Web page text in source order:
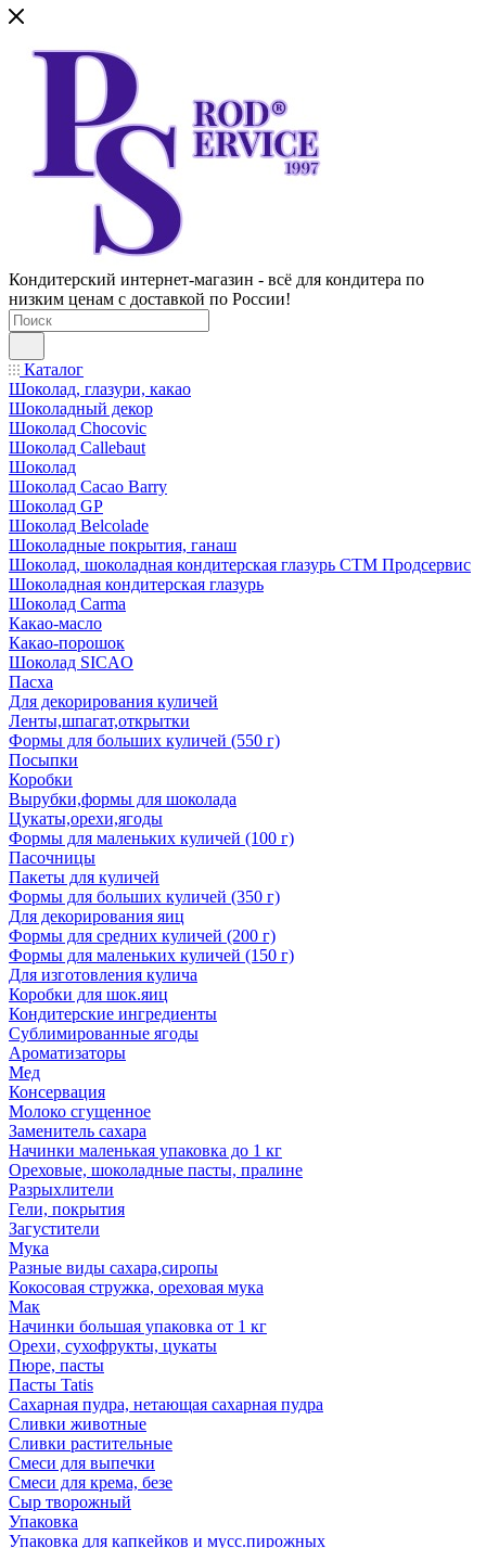
Кондитерский интернет-магазин - всё для кондитера по
низким ценам с доставкой по России!
Каталог
Шоколад, глазури, какао
Шоколадный декор
Шоколад Chocovic
Шоколад Callebaut
Шоколад
Шоколад Cacao Barry
Шоколад GP
Шоколад Belcolade
Шоколадные покрытия, ганаш
Шоколад, шоколадная кондитерская глазурь СТМ Продсервис
Шоколадная кондитерская глазурь
Шоколад Carma
Какао-масло
Какао-порошок
Шоколад SICAO
Пасха
Для декорирования куличей
Ленты,шпагат,открытки
Формы для больших куличей (550 г)
Посыпки
Коробки
Вырубки,формы для шоколада
Цукаты,орехи,ягоды
Формы для маленьких куличей (100 г)
Пасочницы
Пакеты для куличей
Формы для больших куличей (350 г)
Для декорирования яиц
Формы для средних куличей (200 г)
Формы для маленьких куличей (150 г)
Для изготовления кулича
Коробки для шок.яиц
Кондитерские ингредиенты
Сублимированные ягоды
Ароматизаторы
Мед
Консервация
Молоко сгущенное
Заменитель сахара
Начинки маленькая упаковка до 1 кг
Ореховые, шоколадные пасты, пралине
Разрыхлители
Гели, покрытия
Загустители
Мука
Разные виды сахара,сиропы
Кокосовая стружка, ореховая мука
Мак
Начинки большая упаковка от 1 кг
Орехи, сухофрукты, цукаты
Пюре, пасты
Пасты Tatis
Сахарная пудра, нетающая сахарная пудра
Сливки животные
Сливки растительные
Смеси для выпечки
Смеси для крема, безе
Сыр творожный
Упаковка
Упаковка для капкейков и мусс.пирожных